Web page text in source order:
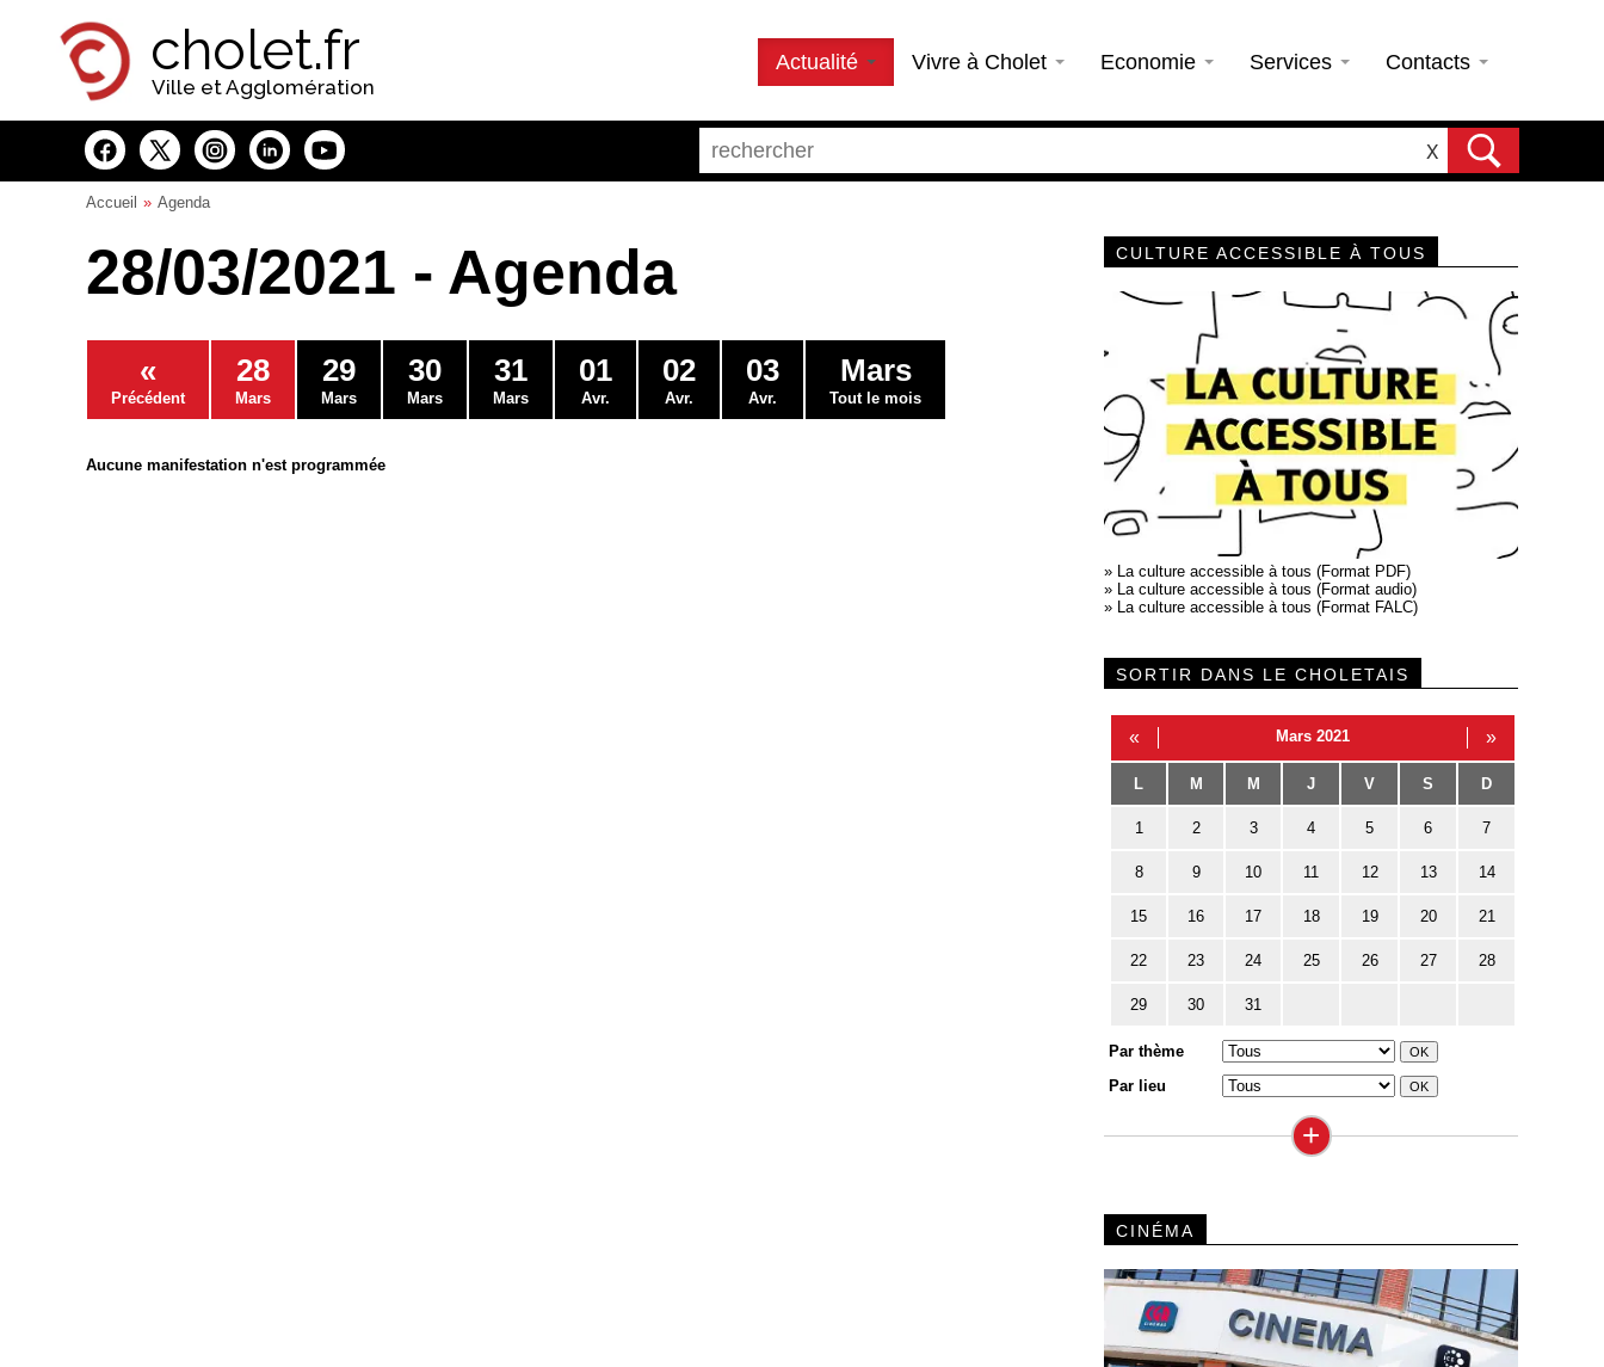
cholet.fr
Ville et Agglomération
Actualité Vivre à Cholet Economie Services Contacts
X
Accueil Agenda
28/03/2021 - Agenda
«
Précédent
28
Mars
29
Mars
30
Mars
31
Mars
01
Avr.
02
Avr.
03
Avr.
Mars
Tout le mois
Aucune manifestation n'est programmée
CULTURE ACCESSIBLE À TOUS
» La culture accessible à tous (Format PDF)
» La culture accessible à tous (Format audio)
» La culture accessible à tous (Format FALC)
SORTIR DANS LE CHOLETAIS
« Mars 2021 »
L M M J V S D
1 2 3 4 5 6 7
8 9 10 11 12 13 14
15 16 17 18 19 20 21
22 23 24 25 26 27 28
29 30 31
Par thème
Par lieu
+
CINÉMA